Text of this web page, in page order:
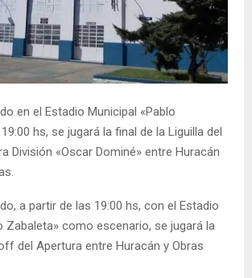
en el Estadio Municipal «Pablo
hs, se jugará la final de la Liguilla del
División «Oscar Dominé» entre Huracán
a partir de las 19:00 hs, con el Estadio
Zabaleta» como escenario, se jugará la
del Apertura entre Huracán y Obras